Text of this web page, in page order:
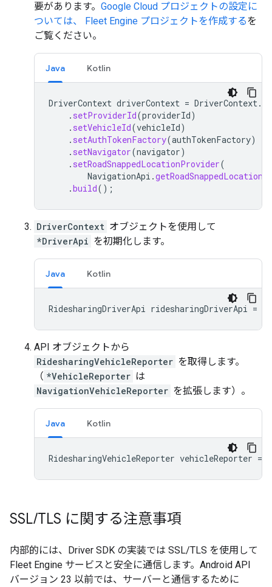
要があります。 Google Cloud プロジェクトの設定に
ついては、 Fleet Engine プロジェクトを作成するを
ご覧ください。
Java Kotlin
DriverContext driverContext = DriverContext.
. setProviderId(providerId)
. setVehicleId(vehicleId)
. setAuthTokenFactory(authTokenFactory)
. setNavigator(navigator)
. setRoadSnappedLocationProvider(
NavigationApi .
.build();
DriverContext オブジェクトを使用して
*DriverApi を初期化します。
Java Kotlin
RidesharingDriverApi ridesharingDriverApi =
API オブジェクトから
RidesharingVehicleReporter を取得します。
（ *VehicleReporter は
NavigationVehicleReporter を拡張します）。
Java Kotlin
RidesharingVehicleReporter vehicleReporter =
SSL/TLS に関する注意事項
内部的には、Driver SDK の実装では SSL/TLS を使用して
Fleet Engine サービスと安全に通信します。Android API
バージョン 23 以前では、サーバーと通信するために